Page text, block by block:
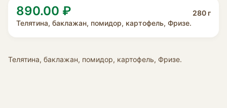
890.00 ₽
280 г
Телятина, баклажан, помидор, картофель, Фризе.
Телятина, баклажан, помидор, картофель, Фризе.